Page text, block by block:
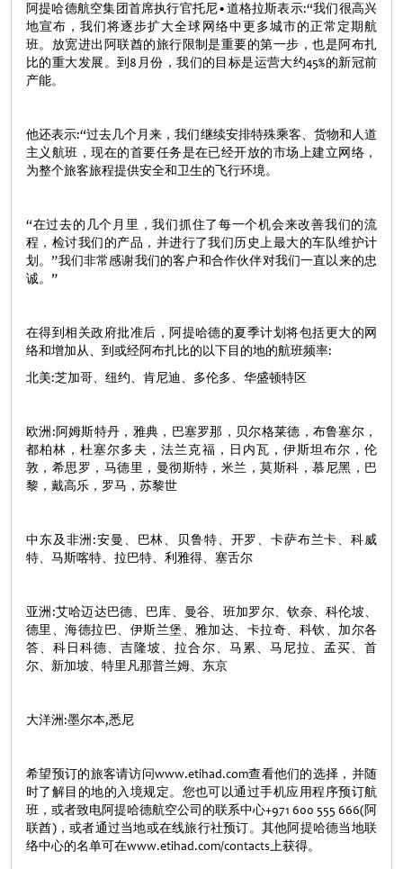
阿提哈德航空集团首席执行官托尼•道格拉斯表示:“我们很高兴
地宣布，我们将逐步扩大全球网络中更多城市的正常定期航
班。放宽进出阿联酋的旅行限制是重要的第一步，也是阿布扎
比的重大发展。到8月份，我们的目标是运营大约45%的新冠前
产能。
他还表示:“过去几个月来，我们继续安排特殊乘客、货物和人道
主义航班，现在的首要任务是在已经开放的市场上建立网络，
为整个旅客旅程提供安全和卫生的飞行环境。
“在过去的几个月里，我们抓住了每一个机会来改善我们的流
程，检讨我们的产品，并进行了我们历史上最大的车队维护计
划。”我们非常感谢我们的客户和合作伙伴对我们一直以来的忠
诚。”
在得到相关政府批准后，阿提哈德的夏季计划将包括更大的网
络和增加从、到或经阿布扎比的以下目的地的航班频率:
北美:芝加哥、纽约、肯尼迪、多伦多、华盛顿特区
欧洲:阿姆斯特丹，雅典，巴塞罗那，贝尔格莱德，布鲁塞尔，
都柏林，杜塞尔多夫，法兰克福，日内瓦，伊斯坦布尔，伦
敦，希思罗，马德里，曼彻斯特，米兰，莫斯科，慕尼黑，巴
黎，戴高乐，罗马，苏黎世
中东及非洲:安曼、巴林、贝鲁特、开罗、卡萨布兰卡、科威
特、马斯喀特、拉巴特、利雅得、塞舌尔
亚洲:艾哈迈达巴德、巴库、曼谷、班加罗尔、钦奈、科伦坡、
德里、海德拉巴、伊斯兰堡、雅加达、卡拉奇、科钦、加尔各
答、科日科德、吉隆坡、拉合尔、马累、马尼拉、孟买、首
尔、新加坡、特里凡那普兰姆、东京
大洋洲:墨尔本,悉尼
希望预订的旅客请访问www.etihad.com查看他们的选择，并随
时了解目的地的入境规定。您也可以通过手机应用程序预订航
班，或者致电阿提哈德航空公司的联系中心+971 600 555 666(阿
联酋)，或者通过当地或在线旅行社预订。其他阿提哈德当地联
络中心的名单可在www.etihad.com/contacts上获得。